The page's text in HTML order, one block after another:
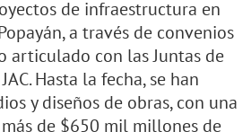
de infraestructura en
a través de convenios
articulado con las Juntas de
Hasta la fecha, se han
y diseños de obras, con una
de $650 mil millones de